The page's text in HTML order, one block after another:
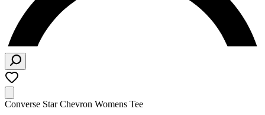
Converse Star Chevron Womens Tee